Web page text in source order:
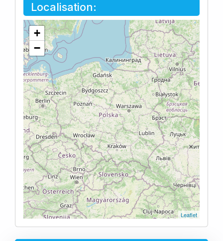
Localisation:
+
−
Leaflet